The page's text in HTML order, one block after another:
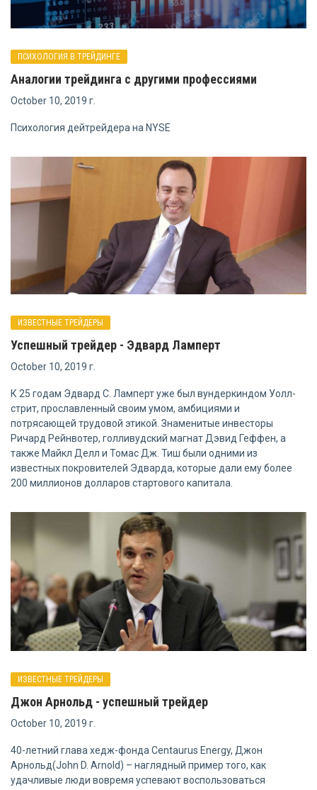
ПСИХОЛОГИЯ В ТРЕЙДИНГЕ
Аналогии трейдинга с другими профессиями
October 10, 2019 г.
Психология дейтрейдера на NYSE
ИЗВЕСТНЫЕ ТРЕЙДЕРЫ
Успешный трейдер - Эдвард Ламперт
October 10, 2019 г.
К 25 годам Эдвард С. Ламперт уже был вундеркиндом Уолл-
cтрит, прославленный своим умом, амбициями и
потрясающей трудовой этикой. Знаменитые инвесторы
Ричард Рейнвотер, голливудский магнат Дэвид Геффен, а
также Майкл Делл и Томас Дж. Тиш были одними из
известных покровителей Эдварда, которые дали ему более
200 миллионов долларов стартового капитала.
ИЗВЕСТНЫЕ ТРЕЙДЕРЫ
Джон Арнольд - успешный трейдер
October 10, 2019 г.
40-летний глава хедж-фонда Centaurus Energy, Джон
Арнольд(John D. Arnold) – наглядный пример того, как
удачливые люди вовремя успевают воспользоваться